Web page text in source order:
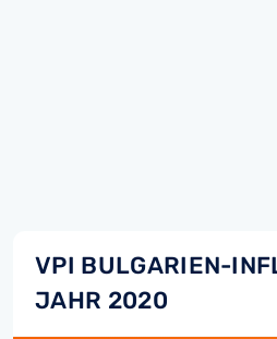
VPI BULGARIEN-
JAHR 2020